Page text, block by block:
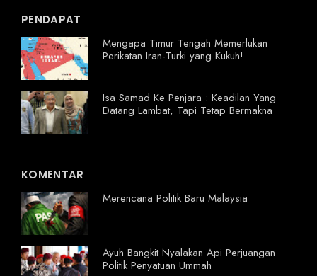
PENDAPAT
Mengapa Timur Tengah Memerlukan
Perikatan Iran-Turki yang Kukuh!
Isa Samad Ke Penjara : Keadilan Yang
Datang Lambat, Tapi Tetap Bermakna
KOMENTAR
Merencana Politik Baru Malaysia
Ayuh Bangkit Nyalakan Api Perjuangan
Politik Penyatuan Ummah